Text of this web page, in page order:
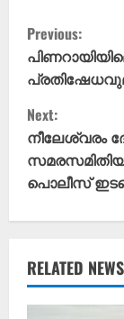
C
o
n
t
i
n
u
e
Previous:
Next:
നീലേശ്വരം
പൊലീസ്
RELATED NEWS